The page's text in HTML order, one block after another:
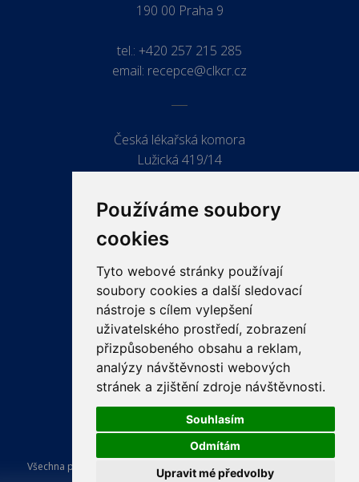
Používáme soubory
cookies
Tyto webové stránky používají
soubory cookies a další sledovací
nástroje s cílem vylepšení
uživatelského prostředí, zobrazení
přizpůsobeného obsahu a reklam,
analýzy návštěvnosti webových
stránek a zjištění zdroje návštěvnosti.
Souhlasím
Odmítám
Upravit mé předvolby
190 00 Praha 9
tel.: +420 257 215 285
email: recepce@clkcr.cz
Česká lékařská komora
Lužická 419/14
ODKAZY
PRO LÉKAŘE
PRO VEŘEJNOST
VZDĚLÁVÁNÍ
Všechna práva vyhrazena Česká lékařská komora. Tvorba a provoz